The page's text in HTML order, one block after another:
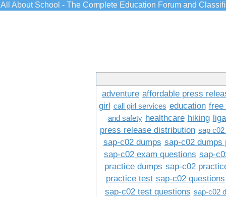
All About School - The Complete Education Forum and
adventure affordable press
girl call girl services education free
and safety healthcare hiking
press release distribution sap
sap-c02 dumps sap-c02 dumps
sap-c02 exam questions sap-
practice dumps sap-c02
practice test sap-c02 questions
sap-c02 test questions sap-c02